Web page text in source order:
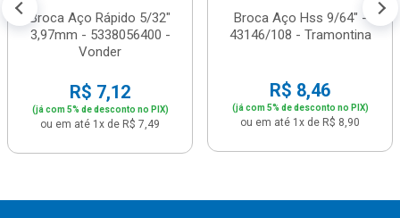
Broca Aço Rápido 5/32"
3,97mm - 5338056400 -
Vonder
R$ 7,12
(já com 5% de desconto no PIX)
ou em até 1x de R$ 7,49
Broca Aço Hss 9/64" -
43146/108 - Tramontina
R$ 8,46
(já com 5% de desconto no PIX)
ou em até 1x de R$ 8,90